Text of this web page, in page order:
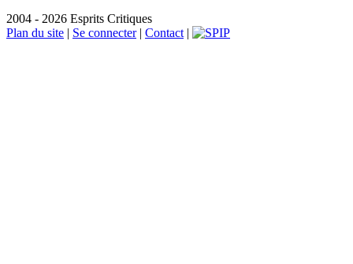
2004 - 2026 Esprits Critiques
Plan du site | Se connecter| Contact |